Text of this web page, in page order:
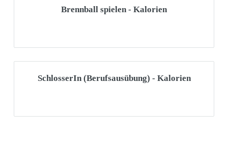
Brennball spielen - Kalorien
SchlosserIn (Berufsausübung) - Kalorien